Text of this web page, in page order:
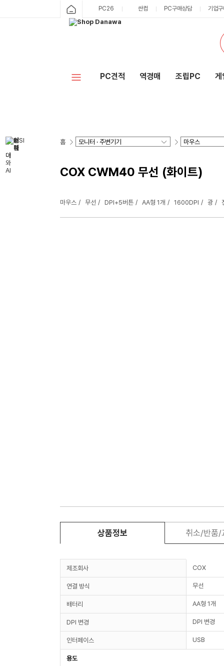
PC26 싼컴 PC구매상담 기업
PC견적 역경매 조립PC 게
홈
COX CWM40 무선 (화이트)
마우스 무선 DPI+5버튼 AA형 1개 1600DPI 광
상품정보 취소/반품/
제조회사 COX
연결 방식 무선
배터리 AA형 1개
DPI 변경 DPI 변경
인터페이스 USB
용도